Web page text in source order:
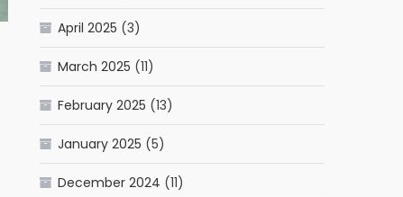
April 2025 (3)
March 2025 (11)
February 2025 (13)
January 2025 (5)
December 2024 (11)